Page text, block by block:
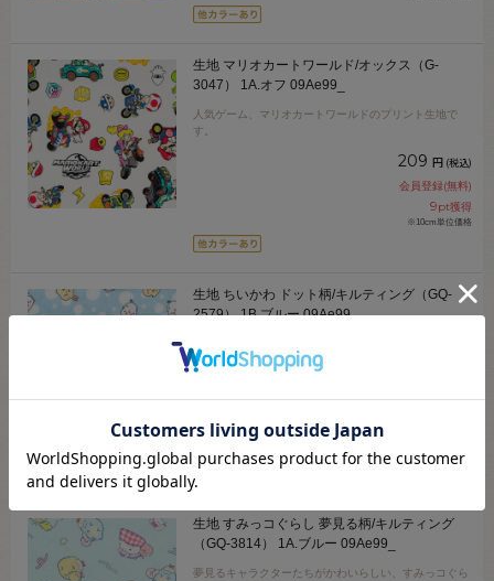
生地 マリオカートワールド/オックス（G-
3047） 1A.オフ 09Ae99_
人気ゲーム、マリオカートワールドのプリント生地で
す。
209 円 (税込)
会員登録(無料)
9pt獲得
※10cm単位価格
生地 ちいかわ ドット柄/キルティング（GQ-
2579） 1B.ブルー 09Ae99_
です。
※10cm単位価格
生地 すみっコぐらし 夢見る柄/キルティング
（GQ-3814） 1A.ブルー 09Ae99_
夢見るキャラクターたちがかわいらしい、すみっコぐら